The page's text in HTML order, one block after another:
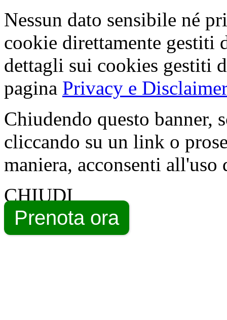
Nessun dato sensibile né
cookie direttamente gestiti
dettagli sui cookies gestiti
pagina Privacy e Disclaimer
Chiudendo questo banner,
cliccando su un link o
maniera, acconsenti all'uso
CHIUDI
Prenota ora